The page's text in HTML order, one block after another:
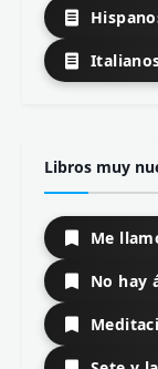
Libros muy
Me
No hay